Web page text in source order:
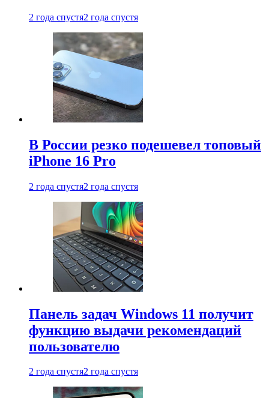
2 года спустя2 года спустя
В России резко подешевел топовый
iPhone 16 Pro
2 года спустя2 года спустя
Панель задач Windows 11 получит
функцию выдачи рекомендаций
пользователю
2 года спустя2 года спустя